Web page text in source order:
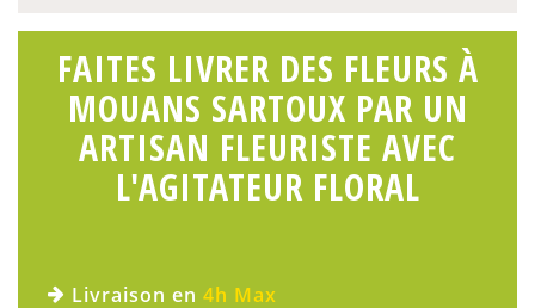
FAITES LIVRER DES FLEURS À
MOUANS SARTOUX PAR UN
ARTISAN FLEURISTE AVEC
L'AGITATEUR FLORAL
Livraison en 4h Max